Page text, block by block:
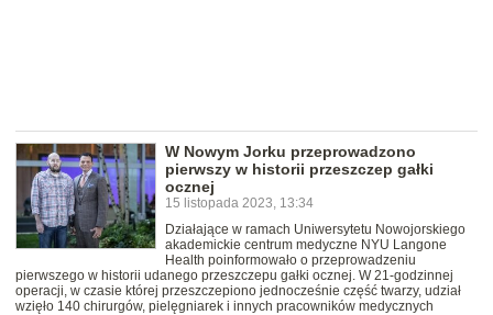
W Nowym Jorku przeprowadzono
pierwszy w historii przeszczep gałki
ocznej
15 listopada 2023, 13:34
Działające w ramach Uniwersytetu Nowojorskiego
akademickie centrum medyczne NYU Langone
Health poinformowało o przeprowadzeniu
pierwszego w historii udanego przeszczepu gałki ocznej. W 21-godzinnej
operacji, w czasie której przeszczepiono jednocześnie część twarzy, udział
wzięło 140 chirurgów, pielęgniarek i innych pracowników medycznych